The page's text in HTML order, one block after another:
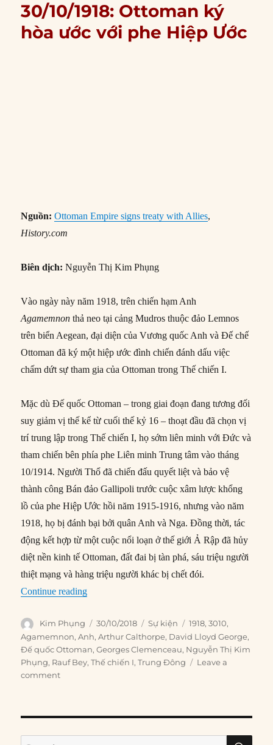
30/10/1918: Ottoman ký
hòa ước với phe Hiệp Ước
Nguồn: Ottoman Empire signs treaty with Allies,
History.com
Biên dịch: Nguyễn Thị Kim Phụng
Vào ngày này năm 1918, trên chiến hạm Anh
Agamemnon thả neo tại cảng Mudros thuộc đảo Lemnos
trên biển Aegean, đại diện của Vương quốc Anh và Đế chế
Ottoman đã ký một hiệp ước đình chiến đánh dấu việc
chấm dứt sự tham gia của Ottoman trong Thế chiến I.
Mặc dù Đế quốc Ottoman – trong giai đoạn đang tương đối
suy giảm vị thế kể từ cuối thế kỷ 16 – thoạt đầu đã chọn vị
trí trung lập trong Thế chiến I, họ sớm liên minh với Đức và
tham chiến bên phía phe Liên minh Trung tâm vào tháng
10/1914. Người Thổ đã chiến đấu quyết liệt và bảo vệ
thành công Bán đảo Gallipoli trước cuộc xâm lược khổng
lồ của phe Hiệp Ước hồi năm 1915-1916, nhưng vào năm
1918, họ bị đánh bại bởi quân Anh và Nga. Đồng thời, tác
động kết hợp từ một cuộc nổi loạn ở thế giới Ả Rập đã hủy
diệt nền kinh tế Ottoman, đất đai bị tàn phá, sáu triệu người
thiệt mạng và hàng triệu người khác bị chết đói.
Continue reading“30/10/1918: Ottoman ký hòa ước với phe
Author
Kim Phụng
Posted
on
30/10/2018 Categories
Sự kiện Tags
1918,3010,
Agamemnon,Anh,Arthur Calthorpe, David Lloyd George,
Đế quốc Ottoman,Georges Clemenceau, Nguyễn Thị Kim
Phụng, Rauf Bey,Thế chiến I,Trung Đông
Leave a
commenton
ước